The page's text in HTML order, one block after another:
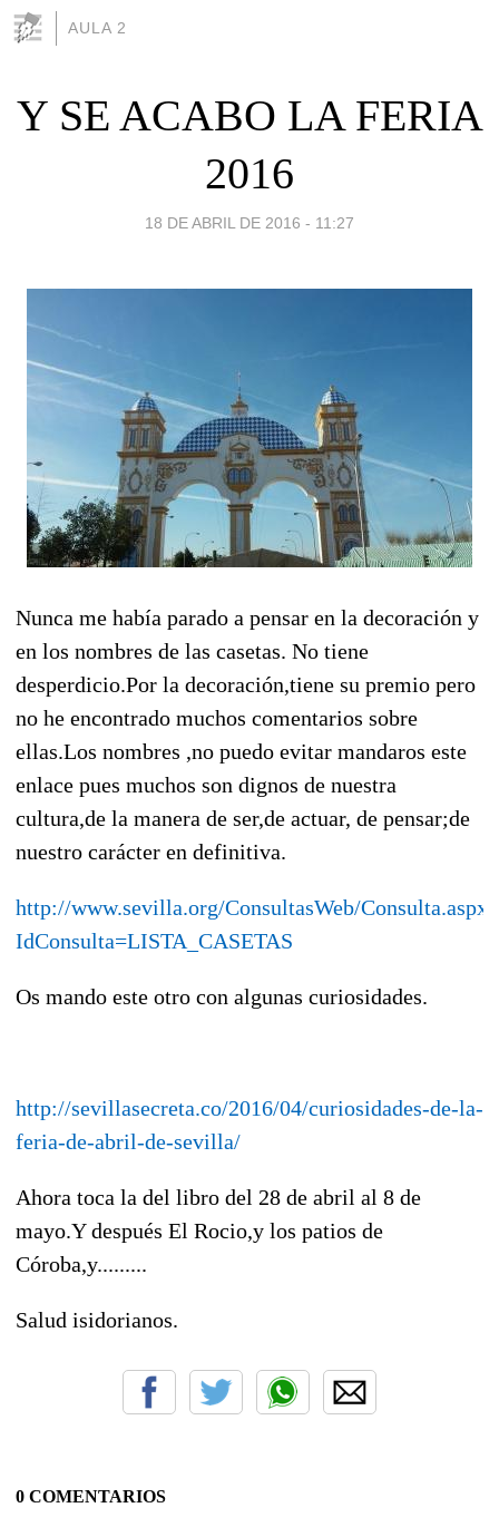
AULA 2
Y SE ACABO LA FERIA
2016
18 DE ABRIL DE 2016 - 11:27
Nunca me había parado a pensar en la decoración y
en los nombres de las casetas. No tiene
desperdicio.Por la decoración,tiene su premio pero
no he encontrado muchos comentarios sobre
ellas.Los nombres ,no puedo evitar mandaros este
enlace pues muchos son dignos de nuestra
cultura,de la manera de ser,de actuar, de pensar;de
nuestro carácter en definitiva.
http://www.sevilla.org/ConsultasWeb/Consulta.aspx?
IdConsulta=LISTA_CASETAS
Os mando este otro con algunas curiosidades.
http://sevillasecreta.co/2016/04/curiosidades-de-la-
feria-de-abril-de-sevilla/
Ahora toca la del libro del 28 de abril al 8 de
mayo.Y después El Rocio,y los patios de
Córoba,y.........
Salud isidorianos.
0 COMENTARIOS